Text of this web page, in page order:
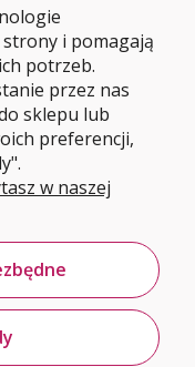
i pomagają
potrzeb.
przez nas
sklepu lub
preferencji,
w naszej